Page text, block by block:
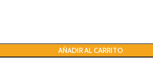
AÑADIR AL CARRITO